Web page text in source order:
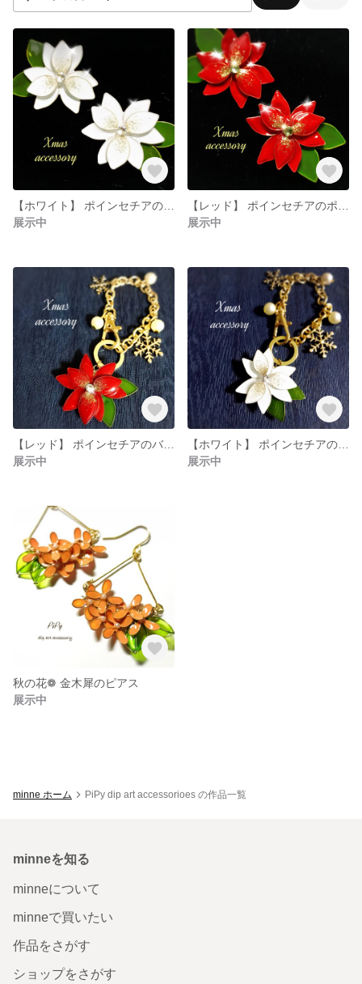
展示中
展示中
【レッド】 ポインセチアのバッグチャーム
展示中
展示中
秋の花❁ 金木犀のピアス
展示中
minne ホーム PiPy dip art accessorioes の作品一覧
minneを知る
minneについて
minneで買いたい
作品をさがす
ショップをさがす